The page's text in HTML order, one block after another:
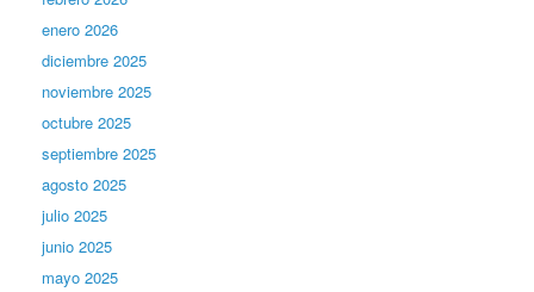
enero 2026
diciembre 2025
noviembre 2025
octubre 2025
septiembre 2025
agosto 2025
julio 2025
junio 2025
mayo 2025